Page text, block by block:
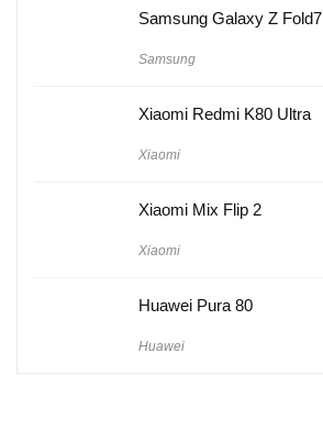
Samsung Galaxy Z Fold7
Samsung
Xiaomi Redmi K80 Ultra
Xiaomi
Xiaomi Mix Flip 2
Xiaomi
Huawei Pura 80
Huawei